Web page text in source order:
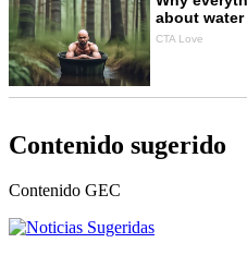
Contenido sugerido
Contenido GEC